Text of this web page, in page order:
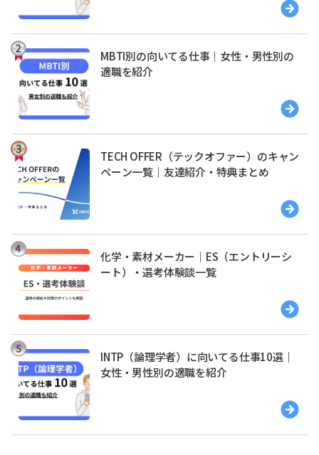
MBTI別の向いてる仕事｜女性・男性別の
適職を紹介
TECH OFFER（テックオファー）のキャン
ペーン一覧｜友達紹介・特典まとめ
化学・素材メーカー｜ES（エントリーシ
ート）・選考体験談一覧
INTP（論理学者）に向いてる仕事10選｜
女性・男性別の適職を紹介